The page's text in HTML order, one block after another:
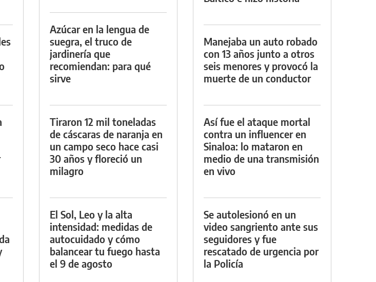
Azúcar en la lengua de
suegra, el truco de
jardinería que
recomiendan: para qué
sirve
Tiraron 12 mil toneladas
de cáscaras de naranja en
un campo seco hace casi
30 años y floreció un
milagro
El Sol, Leo y la alta
intensidad: medidas de
autocuidado y cómo
balancear tu fuego hasta
el 9 de agosto
Manejaba un auto robado
con 13 años junto a otros
seis menores y provocó la
muerte de un conductor
Así fue el ataque mortal
contra un influencer en
Sinaloa: lo mataron en
medio de una transmisión
en vivo
Se autolesionó en un
video sangriento ante sus
seguidores y fue
rescatado de urgencia por
la Policía